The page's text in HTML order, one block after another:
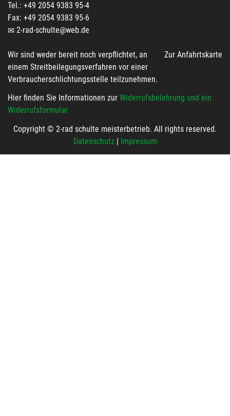
Tel.: +49 2054 9383 95-4
Fax: +49 2054 9383 95-6
2-rad-schulte@web.de
Zur Anfahrtskarte
Wir sind weder bereit noch verpflichtet, an
einem Streitbeilegungsverfahren vor einer
Verbraucherschlichtungsstelle teilzunehmen.
Hier finden Sie Informationen zur Widerrufsbelehrung und ein
Widerrufsformular
Copyright © 2-rad schulte meisterbetrieb. All rights reserved.
Datenschutz| Impressum